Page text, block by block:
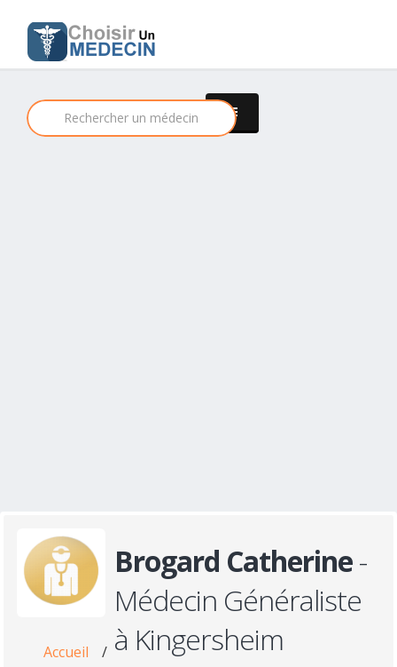
Brogard Catherine-
Médecin Généraliste
à Kingersheim
Accueil /